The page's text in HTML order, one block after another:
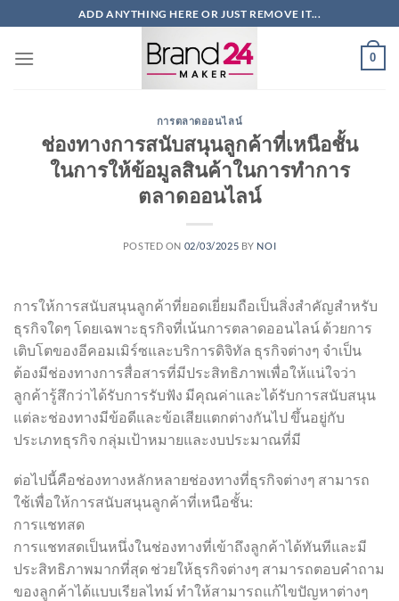
ไป
ADD ANYTHING HERE OR JUST REMOVE IT...
0
การตลาดออนไลน์
ช่องทางการสนับสนุนลูกค้าที่เหนือชั้น
ในการให้ข้อมูลสินค้าในการทำการ
ตลาดออนไลน์
POSTED ON 02/03/2025 BY NOI
การให้การสนับสนุนลูกค้าที่ยอดเยี่ยมถือเป็นสิ่งสำคัญสำหรับ
ธุรกิจใดๆ โดยเฉพาะธุรกิจที่เน้นการตลาดออนไลน์ ด้วยการ
เติบโตของอีคอมเมิร์ซและบริการดิจิทัล ธุรกิจต่างๆ จำเป็น
ต้องมีช่องทางการสื่อสารที่มีประสิทธิภาพเพื่อให้แน่ใจว่า
ลูกค้ารู้สึกว่าได้รับการรับฟัง มีคุณค่าและได้รับการสนับสนุน
แต่ละช่องทางมีข้อดีและข้อเสียแตกต่างกันไป ขึ้นอยู่กับ
ประเภทธุรกิจ กลุ่มเป้าหมายและงบประมาณที่มี
ต่อไปนี้คือช่องทางหลักหลายช่องทางที่ธุรกิจต่างๆ สามารถ
ใช้เพื่อให้การสนับสนุนลูกค้าที่เหนือชั้น:
การแชทสด
การแชทสดเป็นหนึ่งในช่องทางที่เข้าถึงลูกค้าได้ทันทีและมี
ประสิทธิภาพมากที่สุด ช่วยให้ธุรกิจต่างๆ สามารถตอบคำถาม
ของลูกค้าได้แบบเรียลไทม์ ทำให้สามารถแก้ไขปัญหาต่างๆ